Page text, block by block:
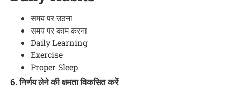
समय पर उठना
समय पर काम करना
Daily Learning
Exercise
Proper Sleep
6. निर्णय लेने की क्षमता विकसित करें